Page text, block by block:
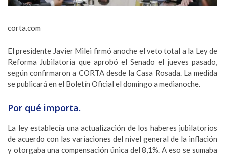
corta.com
El presidente Javier Milei firmó anoche el veto total a la Ley de
Reforma Jubilatoria que aprobó el Senado el jueves pasado,
según confirmaron a CORTA desde la Casa Rosada. La medida
se publicará en el Boletín Oficial el domingo a medianoche.
Por qué importa.
La ley establecía una actualización de los haberes jubilatorios
de acuerdo con las variaciones del nivel general de la inflación
y otorgaba una compensación única del 8,1%. A eso se sumaba